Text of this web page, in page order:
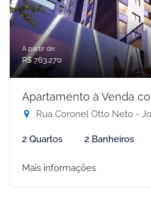
A partir de:
R$ 763.270
Apartamento à Venda
Rua Coronel Otto Neto - Jockey
2 Quartos 2 Banheiros
Mais informações